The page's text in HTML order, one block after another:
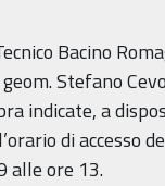
Bacino
Stefano
indicate, a
di accesso
alle ore 13.